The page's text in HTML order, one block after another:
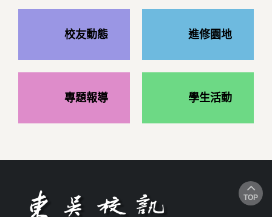
校友動態 進修園地
專題報導 學生活動
TOP